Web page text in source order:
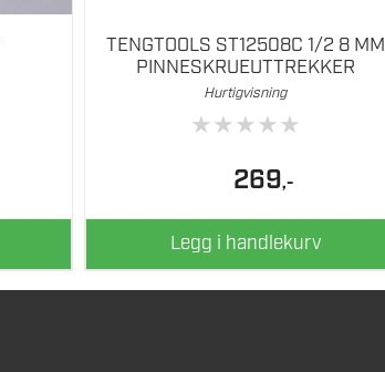
TENGTOOLS ST12508C 1/2 8 MM
PINNESKRUEUTTREKKER
Hurtigvisning
★★★★★
269,-
Legg i handlekurv